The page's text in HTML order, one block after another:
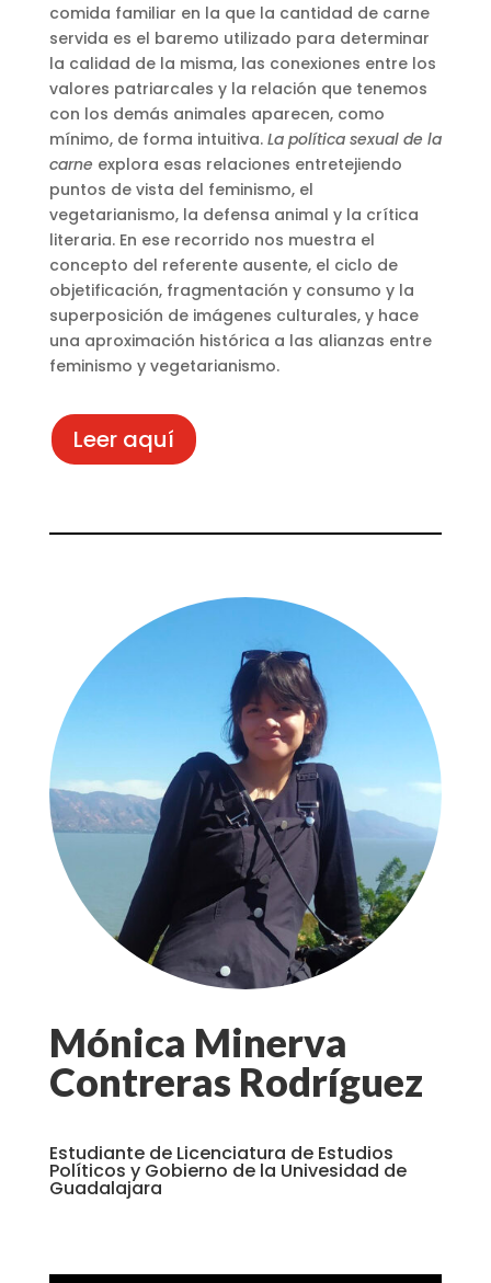
comida familiar en la que la cantidad de carne
servida es el baremo utilizado para determinar
la calidad de la misma, las conexiones entre los
valores patriarcales y la relación que tenemos
con los demás animales aparecen, como
mínimo, de forma intuitiva. La política sexual de la
carne explora esas relaciones entretejiendo
puntos de vista del feminismo, el
vegetarianismo, la defensa animal y la crítica
literaria. En ese recorrido nos muestra el
concepto del referente ausente, el ciclo de
objetificación, fragmentación y consumo y la
superposición de imágenes culturales, y hace
una aproximación histórica a las alianzas entre
feminismo y vegetarianismo.
Leer aquí
Mónica Minerva
Contreras Rodríguez
Estudiante de Licenciatura de Estudios
Políticos y Gobierno de la Univesidad de
Guadalajara